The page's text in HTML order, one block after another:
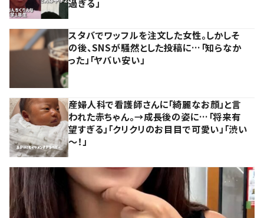
過ぎる」
スタバでワッフルを注文した女性。しかしそ
の後、SNSが騒然とした投稿に…「知らなか
った」「ヤバい安い」
産婦人科で看護師さんに「綺麗なお顔」と言
われた赤ちゃん。→成長後の姿に…「将来有
望すぎる」「クリクリのお目目で可愛い」「渋い
～！」